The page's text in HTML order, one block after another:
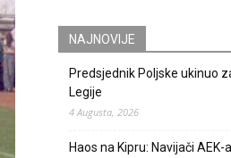
NAJNOVIJE
Predsjednik Poljske ukinuo
Legije
4 Augusta, 2026
Haos na Kipru: Navijači